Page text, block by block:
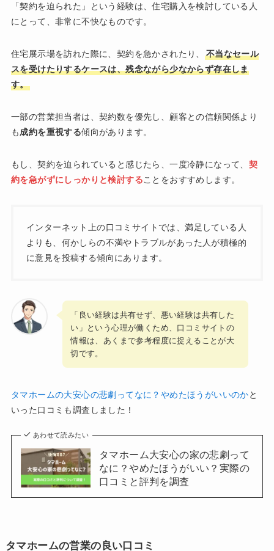
「契約を迫られた」という経験は、住宅購入を検討している人
にとって、非常に不快なものです。
住宅展示場を訪れた際に、契約を急かされたり、
不当なセール
スを受けたりするケースは、残念ながら少なからず存在しま
す。
一部の営業担当者は、契約数を優先し、顧客との信頼関係より
も成約を重視する傾向があります。
もし、契約を迫られていると感じたら、一度冷静になって、 契
約を急がずにしっかりと検討することをおすすめします。
インターネット上の口コミサイトでは、満足している人
よりも、何かしらの不満やトラブルがあった人が積極的
に意見を投稿する傾向にあります。
「良い経験は共有せず、悪い経験は共有した
い」という心理が働くため、口コミサイトの
情報は、あくまで参考程度に捉えることが大
切です。
タマホームの大安心の悲劇ってなに？やめたほうがいいのかと
いった口コミも調査しました！
あわせて読みたい
タマホーム大安心の家の悲劇って
なに？やめたほうがいい？実際の
口コミと評判を調査
タマホームの営業の良い口コミ